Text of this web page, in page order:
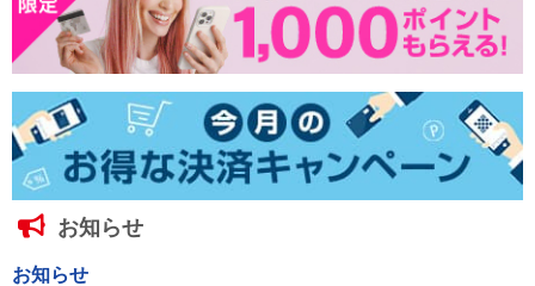
お知らせ
お知らせ